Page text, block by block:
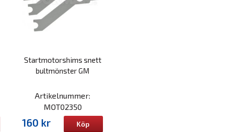
Startmotorshims snett
bultmönster GM
Artikelnummer:
MOT02350
160 kr Köp